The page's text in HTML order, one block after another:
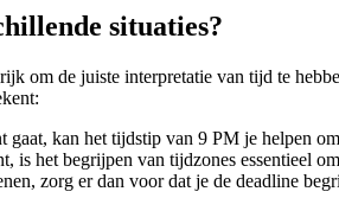
situaties?
om de juiste interpretatie van tijd te
gaat, kan het tijdstip van 9 PM je helpen
is het begrijpen van tijdzones essentieel
zorg er dan voor dat je de deadline